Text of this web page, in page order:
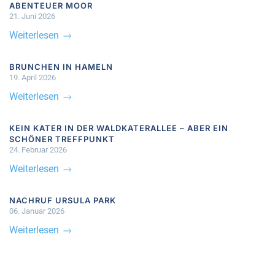
ABENTEUER MOOR
21. Juni 2026
Weiterlesen
BRUNCHEN IN HAMELN
19. April 2026
Weiterlesen
KEIN KATER IN DER WALDKATERALLEE – ABER EIN
SCHÖNER TREFFPUNKT
24. Februar 2026
Weiterlesen
NACHRUF URSULA PARK
06. Januar 2026
Weiterlesen